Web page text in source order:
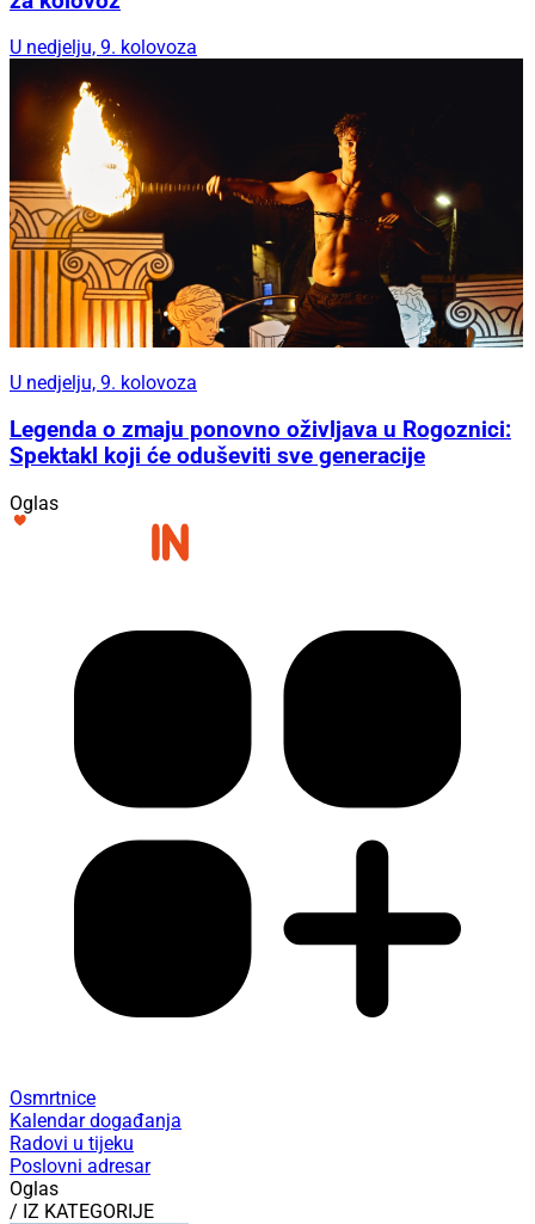
U nedjelju, 9. kolovoza
U nedjelju, 9. kolovoza
Legenda o zmaju ponovno oživljava u Rogoznici:
Spektakl koji će oduševiti sve generacije
Oglas
Osmrtnice
Kalendar događanja
Radovi u tijeku
Poslovni adresar
Oglas
/ IZ KATEGORIJE